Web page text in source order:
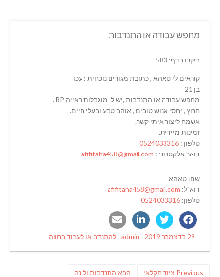
מחפש עבודה או התנדבות
ביקרו בדף: 583
קוראים לי טאהא , כתובת מגורים נוכחית : עכו
בן 21
מחפש עבודה או התנדבות ,יש לי מוגבלות ראייה RP .
חרוץ , יחסי אנוש טובים , אוהב טבע ובעלי חיים.
אשמח ליצור איתי קשר.
זמינות מיידית.
טלפון : 0524033316
דואר אלקטרוני : afifitaha458@gmail.com
שם: טאהא
דוא"ל: afifitaha458@gmail.com
טלפון: 0524033316
Posted
29 בדצמבר 2019 Author
admin
Categories
להתנדב או לעבוד בחווה
Previous
Previous
ציוד חקלאי הבא פוסט
התנדבות ולינה